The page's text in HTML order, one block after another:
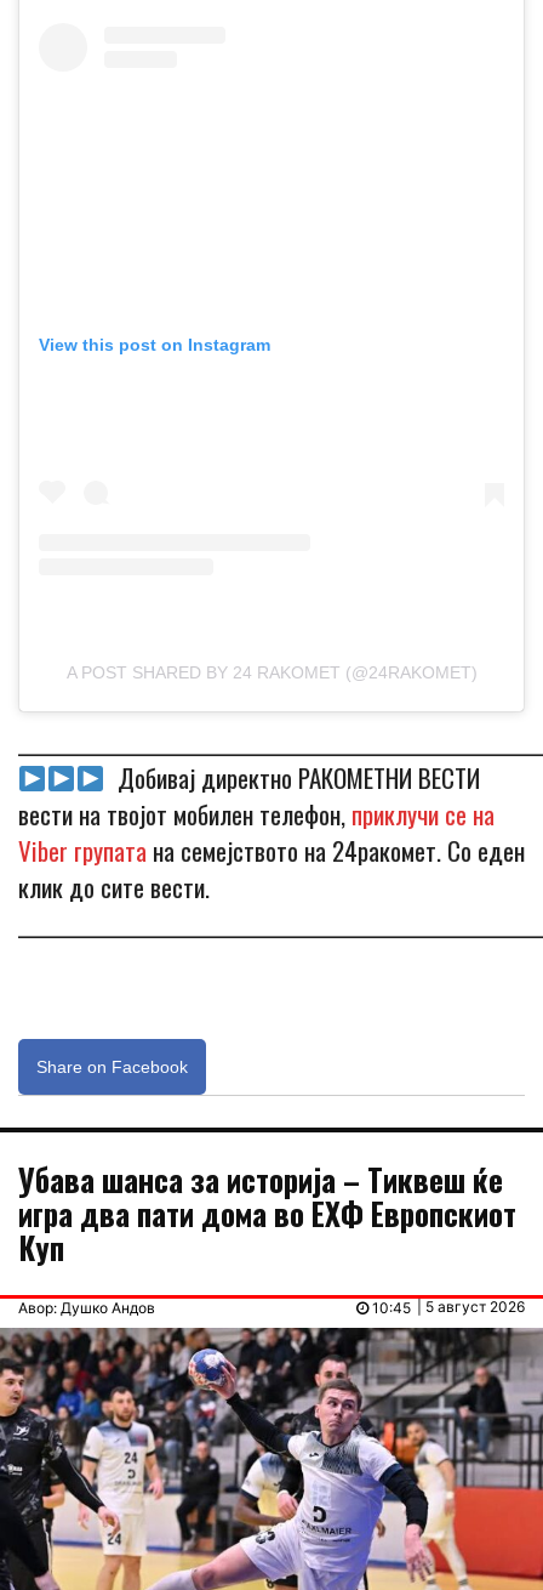
View this post on Instagram
A POST SHARED BY 24 RAKOMET (@24RAKOMET)
Добивај директно РАКОМЕТНИ ВЕСТИ
вести на твојот мобилен телефон,приклучи се на
Viber групата на семејството на 24ракомет. Со еден
клик до сите вести.
Share on Facebook
Убава шанса за историја – Тиквеш ќе
игра два пати дома во ЕХФ Европскиот
Куп
Авор: Душко Андов | 5 август 2026
10:45